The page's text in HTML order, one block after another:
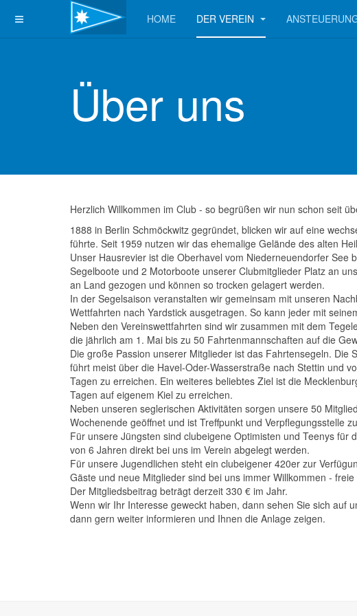
HOME DER VEREIN
Über uns
Herzlich Willkommen im Club - so begrüßen wir nun schon seit
1888 in Berlin Schmöckwitz gegründet, blicken wir auf eine
führte. Seit 1959 nutzen wir das ehemalige Gelände des alten
Unser Hausrevier ist die Oberhavel vom Niederneuendorfer
Segelboote und 2 Motorboote unserer Clubmitglieder Platz an
an Land gezogen und können so trocken gelagert werden.
In der Segelsaison veranstalten wir gemeinsam mit unseren
Wettfahrten nach Yardstick ausgetragen. So kann jeder mit
Neben den Vereinswettfahrten sind wir zusammen mit dem
die jährlich am 1. Mai bis zu 50 Fahrtenmannschaften auf die
Die große Passion unserer Mitglieder ist das Fahrtensegeln.
führt meist über die Havel-Oder-Wasserstraße nach Stettin und
Tagen zu erreichen. Ein weiteres beliebtes Ziel ist die
Tagen auf eigenem Kiel zu erreichen.
Neben unseren seglerischen Aktivitäten sorgen unsere 50
Wochenende geöffnet und ist Treffpunkt und Verpflegungsstelle
Für unsere Jüngsten sind clubeigene Optimisten und Teenys
von 6 Jahren direkt bei uns im Verein abgelegt werden.
Für unsere Jugendlichen steht ein clubeigener 420er zur
Gäste und neue Mitglieder sind bei uns immer Willkommen -
Der Mitgliedsbeitrag beträgt derzeit 330 € im Jahr.
Wenn wir Ihr Interesse geweckt haben, dann sehen Sie sich auf
dann gern weiter informieren und Ihnen die Anlage zeigen.